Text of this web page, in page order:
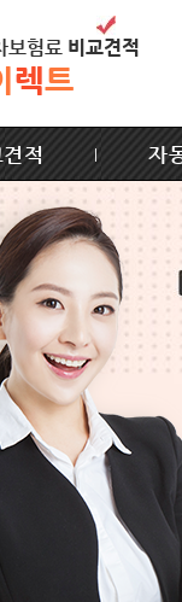
보험료 비교견적
렉트
적 자